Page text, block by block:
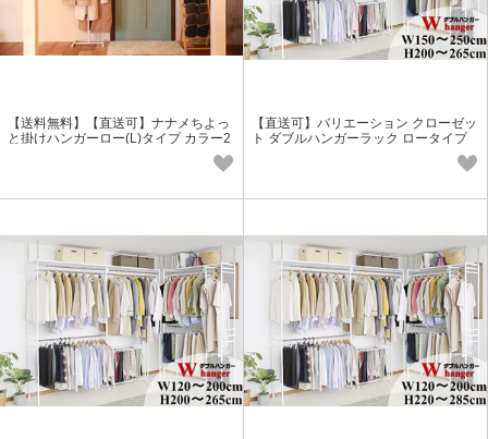
【送料無料】【直送可】ナナメちよっ
と掛けハンガーロー(L)タイプ カラー2
【直送可】バリエーション クローゼッ
ト ダブルハンガーラック ロータイプ